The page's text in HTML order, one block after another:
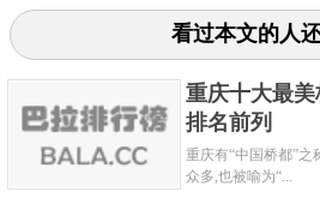
一个是把这个通道建设成隧道
为桥梁，然而相比桥梁方案，把
为隧道不仅不能满足二环线上
过江的地铁线路相冲突，因此把
看过本文的人
重庆十大最
排名前列
重庆有“中国桥都”之
众多,也被喻为“...